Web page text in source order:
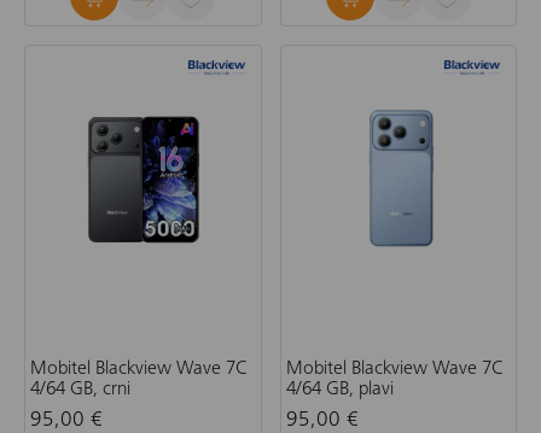
Mobitel Blackview Wave 7C
4/64 GB, crni
95,00 €
Mobitel Blackview Wave 7C
4/64 GB, plavi
95,00 €